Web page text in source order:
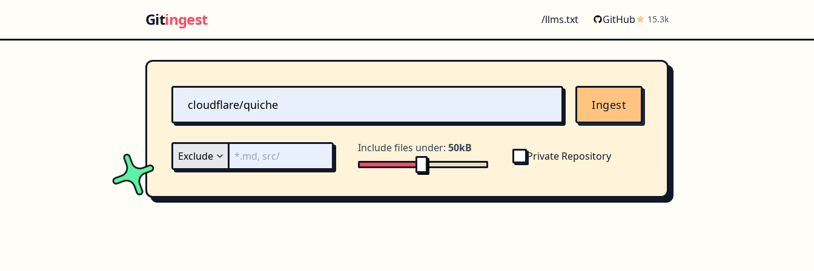
Gitingest /llms.txt GitHub 15.3k
Ingest
Include files under:50kB
Private Repository